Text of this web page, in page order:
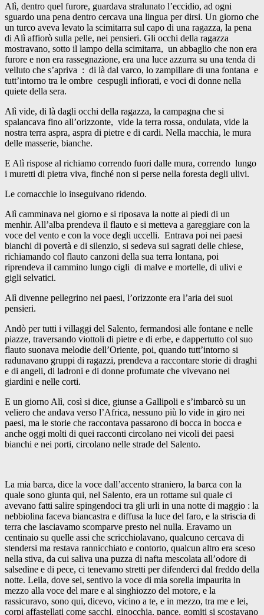
Alì, dentro quel furore, guardava stralunato l’eccidio, ad ogni
sguardo una pena dentro cercava una lingua per dirsi. Un giorno che
un turco aveva levato la scimitarra sul capo di una ragazza, la pena
di Alì affiorò sulla pelle, nei pensieri. Gli occhi della ragazza
mostravano, sotto il lampo della scimitarra, un abbaglio che non era
furore e non era rassegnazione, era una luce azzurra su una tenda di
velluto che s’apriva : di là dal varco, lo zampillare di una fontana e
tutt’intorno tra le ombre cespugli infiorati, e voci di donne nella
quiete della sera.
Alì vide, di là dagli occhi della ragazza, la campagna che si
spalancava fino all’orizzonte, vide la terra rossa, ondulata, vide la
nostra terra aspra, aspra di pietre e di cardi. Nella macchia, le mura
delle masserie, bianche.
E Alì rispose al richiamo correndo fuori dalle mura, correndo lungo
i muretti di pietra viva, finché non si perse nella foresta degli ulivi.
Le cornacchie lo inseguivano ridendo.
Alì camminava nel giorno e si riposava la notte ai piedi di un
menhir. All’alba prendeva il flauto e si metteva a gareggiare con la
voce del vento e con la voce degli uccelli. Entrava poi nei paesi
bianchi di povertà e di silenzio, si sedeva sui sagrati delle chiese,
richiamando col flauto canzoni della sua terra lontana, poi
riprendeva il cammino lungo cigli di malve e mortelle, di ulivi e
gigli selvatici.
Alì divenne pellegrino nei paesi, l’orizzonte era l’aria dei suoi
pensieri.
Andò per tutti i villaggi del Salento, fermandosi alle fontane e nelle
piazze, traversando viottoli di pietre e di erbe, e dappertutto col suo
flauto suonava melodie dell’Oriente, poi, quando tutt’intorno si
radunavano gruppi di ragazzi, prendeva a raccontare storie di draghi
e di angeli, di ladroni e di donne profumate che vivevano nei
giardini e nelle corti.
E un giorno Alì, così si dice, giunse a Gallipoli e s’imbarcò su un
veliero che andava verso l’Africa, nessuno più lo vide in giro nei
paesi, ma le storie che raccontava passarono di bocca in bocca e
anche oggi molti di quei racconti circolano nei vicoli dei paesi
bianchi e nei porti, circolano nelle strade del Salento.
La mia barca, dice la voce dall’accento straniero, la barca con la
quale sono giunta qui, nel Salento, era un rottame sul quale ci
avevano fatti salire spingendoci tra gli urli in una notte di maggio : la
nebbiolina faceva biancastra e diffusa la luce del faro, e la striscia di
terra che lasciavamo scomparve presto nel nulla. Eravamo un
centinaio su quelle assi che scricchiolavano, qualcuno cercava di
stendersi ma restava rannicchiato e contorto, qualcun altro era sceso
nella stiva, da cui saliva una puzza di nafta mescolata all’odore di
salsedine e di pece, ci tenevamo stretti per difenderci dal freddo della
notte. Leila, dove sei, sentivo la voce di mia sorella impaurita in
mezzo alla voce del mare e al singhiozzo del motore, e la
rassicuravo, sono qui, dicevo, vicino a te, e in mezzo, tra me e lei,
corpi affastellati come sacchi, ginocchia, pance, gomiti si scostavano